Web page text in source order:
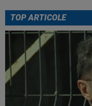
23:51
Surpriza din
le-a rupt seria de
00:22
Jovo Lukic e
TOP ARTICOLE